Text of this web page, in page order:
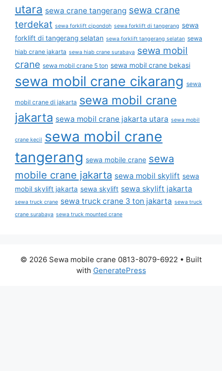
utara sewa crane tangerang sewa crane
terdekat sewa forklift cipondoh sewa forklift di tangerang sewa
forklift di tangerang selatan sewa forklift tangerang selatan sewa
hiab crane jakarta sewa hiab crane surabaya sewa mobil
crane sewa mobil crane 5 ton sewa mobil crane bekasi
sewa mobil crane cikarang sewa
mobil crane di jakarta sewa mobil crane
jakarta sewa mobil crane jakarta utara sewa mobil
crane kecil sewa mobil crane
tangerang sewa mobile crane sewa
mobile crane jakarta sewa mobil skylift sewa
mobil skylift jakarta sewa skylift sewa skylift jakarta
sewa truck crane sewa truck crane 3 ton jakarta sewa truck
crane surabaya sewa truck mounted crane
© 2026 Sewa mobile crane 0813-8079-6922 • Built
with GeneratePress